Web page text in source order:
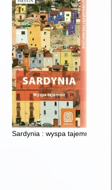
Sardynia : wyspa tajemnic